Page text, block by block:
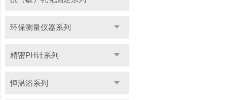
环保测量仪器系列
精密PH计系列
恒温浴系列